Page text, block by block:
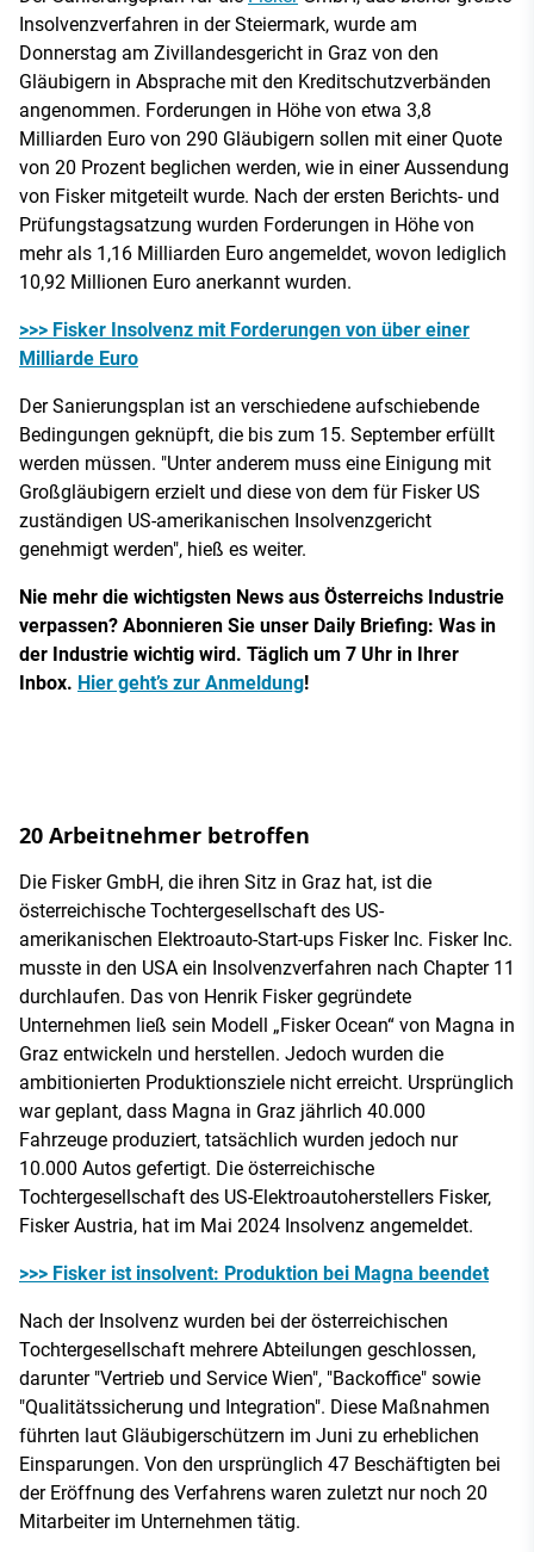
Insolvenzverfahren in der Steiermark, wurde am
Donnerstag am Zivillandesgericht in Graz von den
Gläubigern in Absprache mit den Kreditschutzverbänden
angenommen. Forderungen in Höhe von etwa 3,8
Milliarden Euro von 290 Gläubigern sollen mit einer Quote
von 20 Prozent beglichen werden, wie in einer Aussendung
von Fisker mitgeteilt wurde. Nach der ersten Berichts- und
Prüfungstagsatzung wurden Forderungen in Höhe von
mehr als 1,16 Milliarden Euro angemeldet, wovon lediglich
10,92 Millionen Euro anerkannt wurden.
>>> Fisker Insolvenz mit Forderungen von über einer
Milliarde Euro
Der Sanierungsplan ist an verschiedene aufschiebende
Bedingungen geknüpft, die bis zum 15. September erfüllt
werden müssen. "Unter anderem muss eine Einigung mit
Großgläubigern erzielt und diese von dem für Fisker US
zuständigen US-amerikanischen Insolvenzgericht
genehmigt werden", hieß es weiter.
Nie mehr die wichtigsten News aus Österreichs Industrie
verpassen? Abonnieren Sie unser Daily Briefing: Was in
der Industrie wichtig wird. Täglich um 7 Uhr in Ihrer
Inbox. Hier geht’s zur Anmeldung!
20 Arbeitnehmer betroffen
Die Fisker GmbH, die ihren Sitz in Graz hat, ist die
österreichische Tochtergesellschaft des US-
amerikanischen Elektroauto-Start-ups Fisker Inc. Fisker Inc.
musste in den USA ein Insolvenzverfahren nach Chapter 11
durchlaufen. Das von Henrik Fisker gegründete
Unternehmen ließ sein Modell „Fisker Ocean“ von Magna in
Graz entwickeln und herstellen. Jedoch wurden die
ambitionierten Produktionsziele nicht erreicht. Ursprünglich
war geplant, dass Magna in Graz jährlich 40.000
Fahrzeuge produziert, tatsächlich wurden jedoch nur
10.000 Autos gefertigt. Die österreichische
Tochtergesellschaft des US-Elektroautoherstellers Fisker,
Fisker Austria, hat im Mai 2024 Insolvenz angemeldet.
>>> Fisker ist insolvent: Produktion bei Magna beendet
Nach der Insolvenz wurden bei der österreichischen
Tochtergesellschaft mehrere Abteilungen geschlossen,
darunter "Vertrieb und Service Wien", "Backoffice" sowie
"Qualitätssicherung und Integration". Diese Maßnahmen
führten laut Gläubigerschützern im Juni zu erheblichen
Einsparungen. Von den ursprünglich 47 Beschäftigten bei
der Eröffnung des Verfahrens waren zuletzt nur noch 20
Mitarbeiter im Unternehmen tätig.